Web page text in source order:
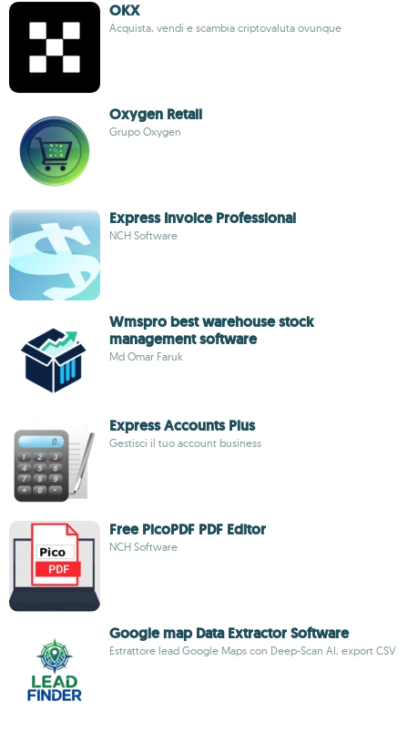
OKX
Acquista, vendi e scambia criptovaluta ovunque
Oxygen Retail
Grupo Oxygen
Express Invoice Professional
NCH Software
Wmspro best warehouse stock
management software
Md Omar Faruk
Express Accounts Plus
Gestisci il tuo account business
Free PicoPDF PDF Editor
NCH Software
Google map Data Extractor Software
Estrattore lead Google Maps con Deep-Scan AI, export CSV